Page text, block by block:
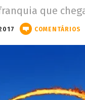
que
COMENTÁRIOS